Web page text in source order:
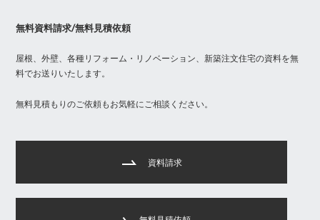
無料資料請求/無料見積依頼
屋根、外壁、各種リフォーム・リノベーション、新築注文住宅の資料を無
料でお送りいたします。
無料見積もりのご依頼もお気軽にご相談ください。
資料請求